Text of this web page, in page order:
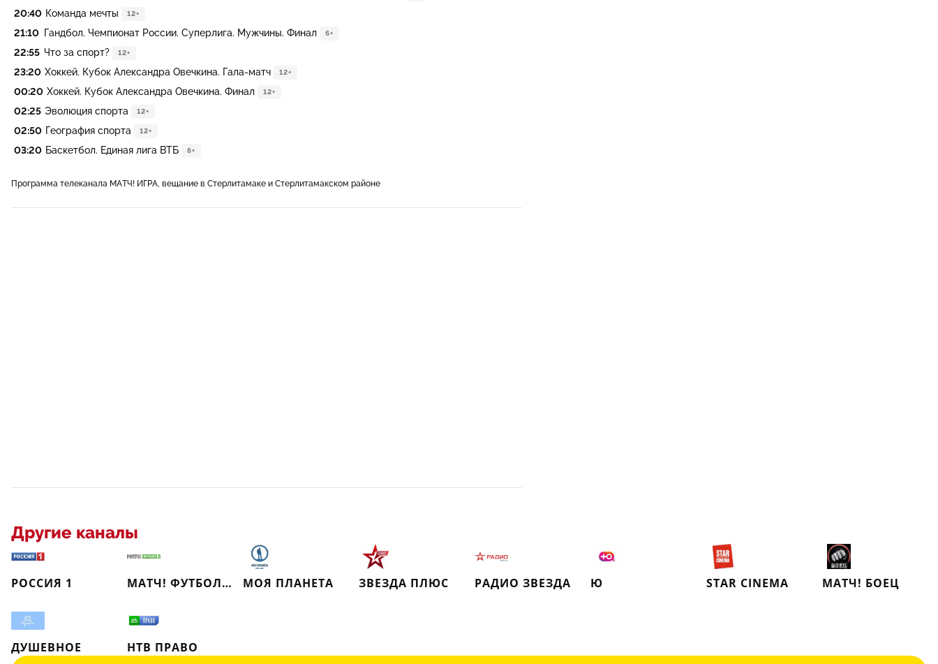
20:40 Команда мечты 12+
21:10 Гандбол. Чемпионат России. Суперлига. Мужчины. Финал 6+
22:55 Что за спорт? 12+
23:20 Хоккей. Кубок Александра Овечкина. Гала-матч 12+
00:20 Хоккей. Кубок Александра Овечкина. Финал 12+
02:25 Эволюция спорта 12+
02:50 География спорта 12+
03:20 Баскетбол. Единая лига ВТБ 6+
Программа телеканала МАТЧ! ИГРА, вещание в Стерлитамаке и Стерлитамакском районе
Другие каналы
РОССИЯ 1 МАТЧ! ФУТБОЛ 3 МОЯ ПЛАНЕТА ЗВЕЗДА ПЛЮС РАДИО ЗВЕЗДА Ю STAR CINEMA МАТЧ! БОЕЦ
ДУШЕВНОЕ
НТВ ПРАВО